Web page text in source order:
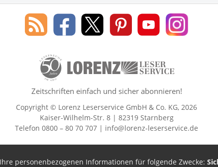
Blog
des
Lorenz
Leserservice
Lorenz
Leserservice
Lorenz
Leserservice
Lorenz
Leserservice
Lorenz
50 Lesefreude im Abo Jahre
Zeitschriften einfach und sicher abonnieren!
Copyright © Lorenz Leserservice GmbH & Co. KG, 2026
Kaiser-Wilhelm-Str. 8 | 82319 Starnberg
Telefon 0800 – 80 70 707 | info@lorenz-leserservice.de
personenbezogenen Informationen für folgende Zwecke: